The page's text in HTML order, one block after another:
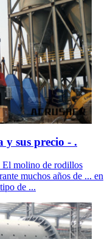
sus precio - .
El molino de rodillos
muchos años de ... en
de ...